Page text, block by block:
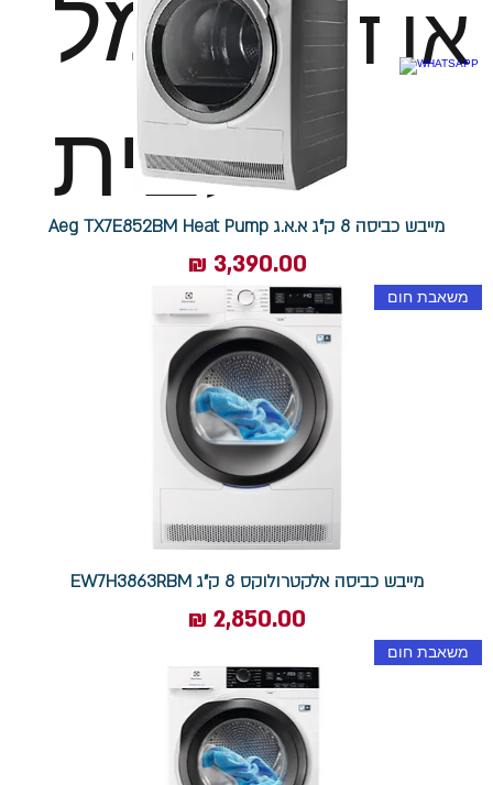
או דגם
לבית
מייבש כביסה 8 ק"ג א.א.ג Aeg TX7E852BM Heat Pump
מחיר
משאבת חום
מייבש כביסה אלקטרולוקס 8 ק"ג EW7H3863RBM
מחיר
משאבת חום